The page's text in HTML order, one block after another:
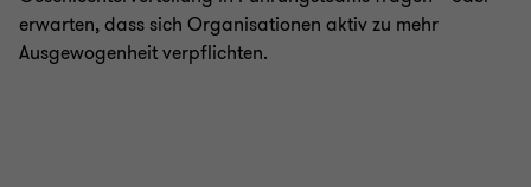
erwarten, dass sich Organisationen aktiv zu mehr
Ausgewogenheit verpflichten.